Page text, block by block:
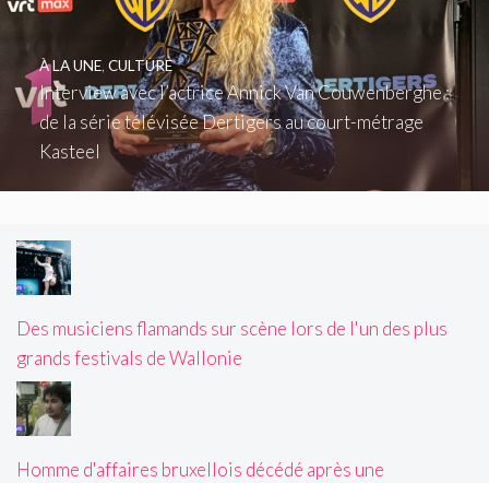
Interview avec l’actrice Annick Van Couwenberghe :
de la série télévisée Dertigers au court-métrage
Kasteel
À LA UNE, CULTURE
Des musiciens flamands sur scène lors de l'un des plus
grands festivals de Wallonie
Homme d'affaires bruxellois décédé après une